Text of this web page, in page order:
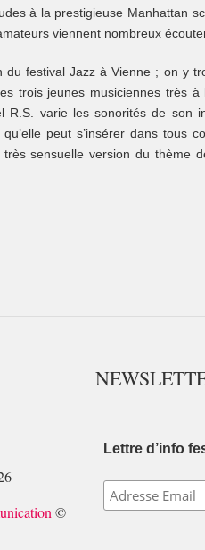
à la prestigieuse Manhattan
viennent nombreux
du festival Jazz à Vienne ; on y
trois jeunes musiciennes très
R.S. varie les sonorités de son
peut s’insérer dans
sensuelle version du thème
©
Lettre d’info